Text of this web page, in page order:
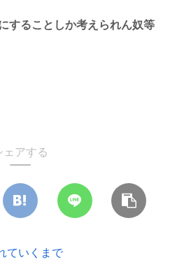
することしか考えられん奴等
ェアする
ていくまで